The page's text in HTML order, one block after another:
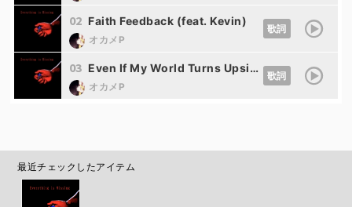
02 Faith Feedback (feat. Kevin)
オカメP
歌詞
03 Even If My World Turns Upside Down (feat. Kevin)
オカメP
歌詞
最近チェックしたアイテム